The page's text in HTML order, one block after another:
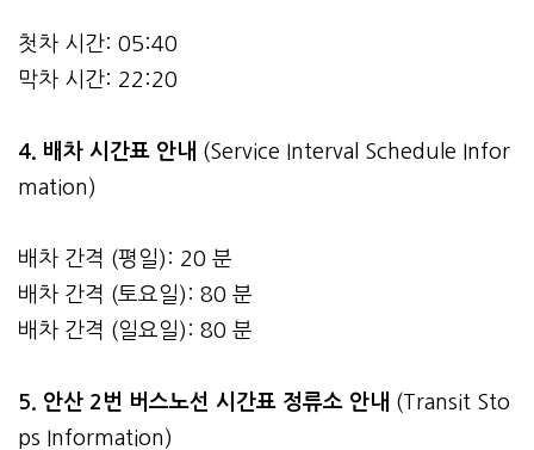
첫차 시간: 05:40
막차 시간: 22:20
4. 배차 시간표 안내 (Service Interval Schedule Infor
mation)
배차 간격 (평일): 20 분
배차 간격 (토요일): 80 분
배차 간격 (일요일): 80 분
5. 안산 2번 버스노선 시간표 정류소 안내 (Transit Sto
ps Information)